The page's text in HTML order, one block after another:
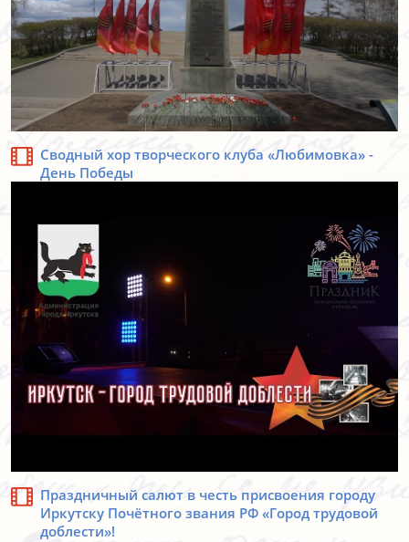
Cводный хор творческого клуба «Любимовка» -
День Победы
Праздничный салют в честь присвоения городу
Иркутску Почётного звания РФ «Город трудовой
доблести»!